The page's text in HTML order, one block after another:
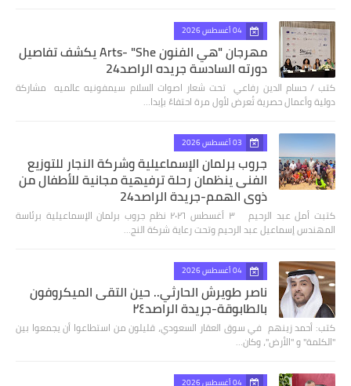
04 أغسطس 2026
مهرجان "هي الفنون Arts- "She يكشف تفاصيل
دورته السادسة جريده الراصد24
كتب / حسام الدين رفاعي تحت شعار اصوات السلام سيمفونيه عالميه مشاركة
دولية وأعمال حصرية تُعرض لأول مرة احتفاءً بإبدا…
03 أغسطس 2026
جروب برلمان الإسماعيلية وشركة النجار للتوزيع
الفنى ينظمان رحلة ترفيهية مجانية للأطفال من
ذوي الهمم-جريدة الراصد24
كتبت أمل عبد الرحيم ٣ أغسطس ٢٠٢٦ نظم جروب برلمان الإسماعيلية برئاسة
المهندس إسماعيل عبد الرحيم وتحت رعاية شركة النج…
04 أغسطس 2026
ناصر طويرش الحارثي.. حين التقى الميكروفون
بالطابوقة-جريدة الراصد٢٤
كتب: أحمد زينهم في سوق العقار السعودي، قليلون من استطاعوا أن يجمعوا بين
"الكلمة" و "الأرض"، وكان…
04 أغسطس 2026